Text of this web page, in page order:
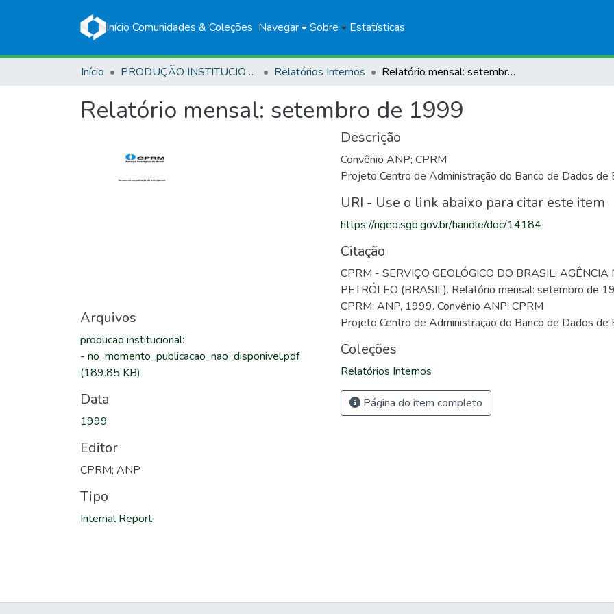
Início Comunidades & Coleções Navegar Sobre Estatísticas
Início PRODUÇÃO INSTITUCIONAL Relatórios Internos Relatório mensal: setembro de 1999
Relatório mensal: setembro de 1999
Arquivos
producao institucional:
- no_momento_publicacao_nao_disponivel.pdf
(189.85 KB)
Data
1999
Editor
CPRM; ANP
Tipo
Internal Report
Descrição
Convênio ANP; CPRM
Projeto Centro de Administração do Banco de Dados de
URI - Use o link abaixo para citar este item
https://rigeo.sgb.gov.br/handle/doc/14184
Citação
CPRM - SERVIÇO GEOLÓGICO DO BRASIL;
PETRÓLEO (BRASIL). Relatório mensal: setembro de
CPRM; ANP, 1999. Convênio ANP; CPRM
Projeto Centro de Administração do Banco de Dados de
Coleções
Relatórios Internos
Página do item completo